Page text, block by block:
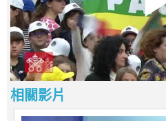
相關影片